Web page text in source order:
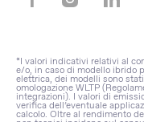
*I valori indicativi relativi al
e/o, in caso di modello ibrido
elettrica, dei modelli sono
omologazione WLTP
integrazioni). I valori di
verifica dell’eventuale
calcolo. Oltre al rendimento